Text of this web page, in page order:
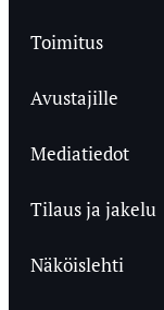
Toimitus
Avustajille
Mediatiedot
Tilaus ja jakelu
Näköislehti